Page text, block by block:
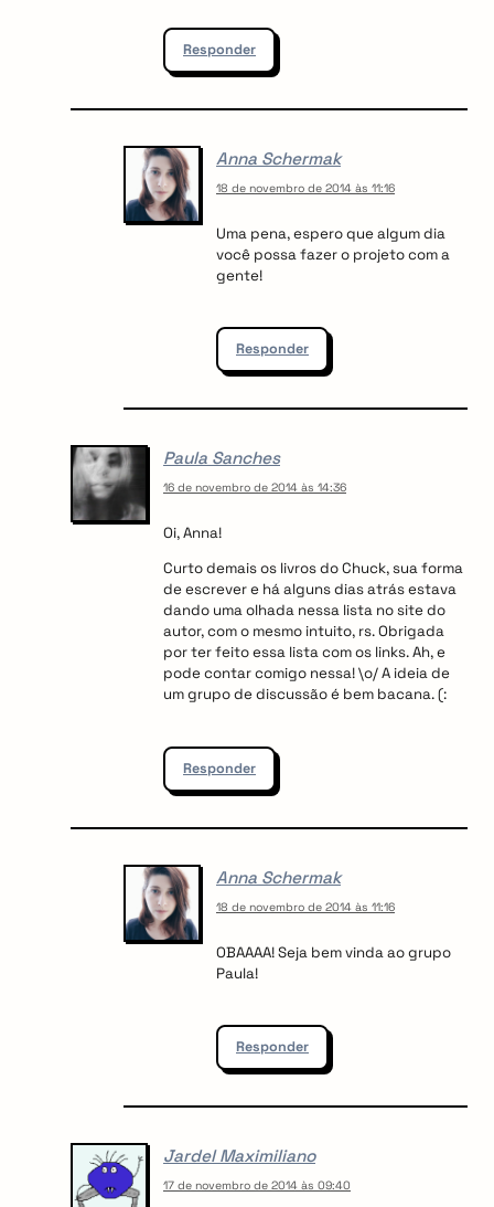
Responder
Anna Schermak
18 de novembro de 2014 às 11:16
Uma pena, espero que algum dia
você possa fazer o projeto com a
gente!
Responder
Paula Sanches
16 de novembro de 2014 às 14:36
Oi, Anna!
Curto demais os livros do Chuck, sua forma
de escrever e há alguns dias atrás estava
dando uma olhada nessa lista no site do
autor, com o mesmo intuito, rs. Obrigada
por ter feito essa lista com os links. Ah, e
pode contar comigo nessa! \o/ A ideia de
um grupo de discussão é bem bacana. (:
Responder
Anna Schermak
18 de novembro de 2014 às 11:16
OBAAAA! Seja bem vinda ao grupo
Paula!
Responder
Jardel Maximiliano
17 de novembro de 2014 às 09:40